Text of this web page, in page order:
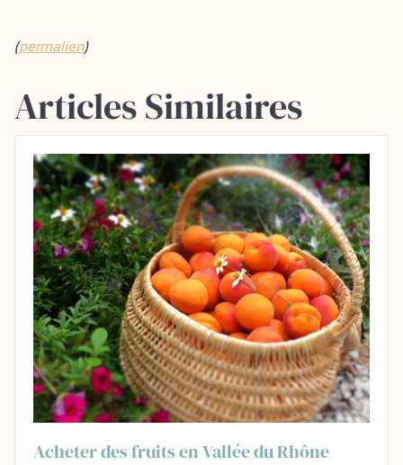
(permalien)
Articles Similaires
Acheter des fruits en Vallée du Rhône